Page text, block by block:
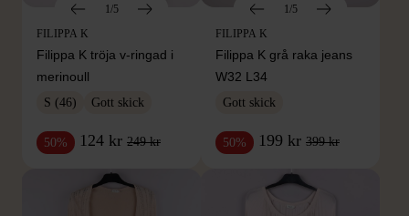
1/5
FILIPPA K
Filippa K tröja v-ringad i
merinoull
S (46) Gott skick
50% 124 kr 249 kr
1/5
FILIPPA K
Filippa K grå raka jeans
W32 L34
Gott skick
50% 199 kr 399 kr